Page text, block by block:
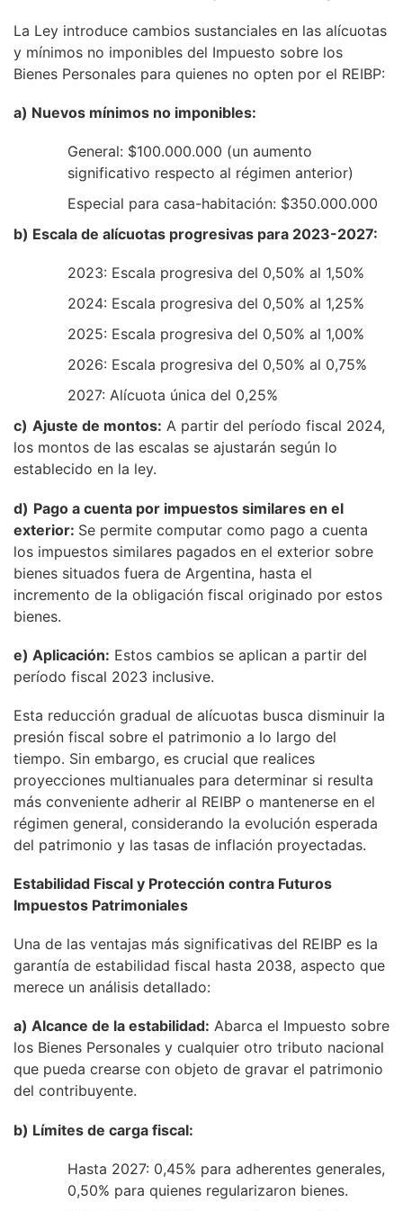
La Ley introduce cambios sustanciales en las alícuotas
y mínimos no imponibles del Impuesto sobre los
Bienes Personales para quienes no opten por el REIBP:
a) Nuevos mínimos no imponibles:
General: $100.000.000 (un aumento
significativo respecto al régimen anterior)
Especial para casa-habitación: $350.000.000
b) Escala de alícuotas progresivas para 2023-2027:
2023: Escala progresiva del 0,50% al 1,50%
2024: Escala progresiva del 0,50% al 1,25%
2025: Escala progresiva del 0,50% al 1,00%
2026: Escala progresiva del 0,50% al 0,75%
2027: Alícuota única del 0,25%
c) Ajuste de montos: A partir del período fiscal 2024,
los montos de las escalas se ajustarán según lo
establecido en la ley.
d) Pago a cuenta por impuestos similares en el
exterior: Se permite computar como pago a cuenta
los impuestos similares pagados en el exterior sobre
bienes situados fuera de Argentina, hasta el
incremento de la obligación fiscal originado por estos
bienes.
e) Aplicación: Estos cambios se aplican a partir del
período fiscal 2023 inclusive.
Esta reducción gradual de alícuotas busca disminuir la
presión fiscal sobre el patrimonio a lo largo del
tiempo. Sin embargo, es crucial que realices
proyecciones multianuales para determinar si resulta
más conveniente adherir al REIBP o mantenerse en el
régimen general, considerando la evolución esperada
del patrimonio y las tasas de inflación proyectadas.
Estabilidad Fiscal y Protección contra Futuros
Impuestos Patrimoniales
Una de las ventajas más significativas del REIBP es la
garantía de estabilidad fiscal hasta 2038, aspecto que
merece un análisis detallado:
a) Alcance de la estabilidad: Abarca el Impuesto sobre
los Bienes Personales y cualquier otro tributo nacional
que pueda crearse con objeto de gravar el patrimonio
del contribuyente.
b) Límites de carga fiscal:
Hasta 2027: 0,45% para adherentes generales,
0,50% para quienes regularizaron bienes.